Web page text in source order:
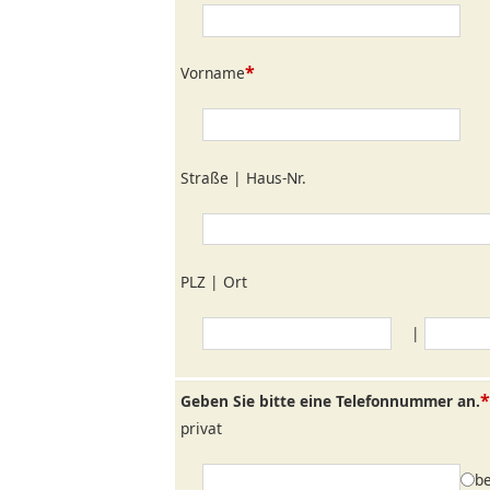
Vorname*
Straße | Haus-Nr.
PLZ | Ort
|
Geben Sie bitte eine Telefonnummer an.*
privat